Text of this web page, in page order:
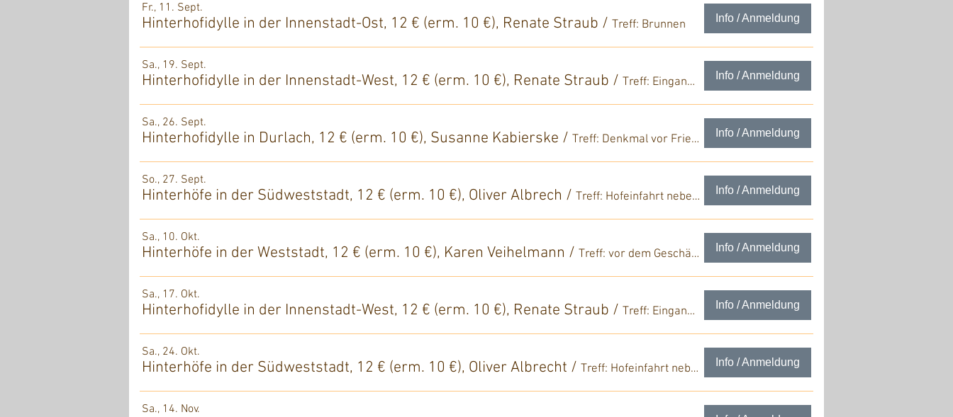
Fr., 11. Sept.
Hinterhofidylle in der Innenstadt-Ost, 12 € (erm. 10 €), Renate Straub / Treff: Brunnen Info / Anmeldung
Sa., 19. Sept.
Hinterhofidylle in der Innenstadt-West, 12 € (erm. 10 €), Renate Straub / Treff: Eingang Karl Apotheke Info / Anmeldung
Sa., 26. Sept.
Hinterhofidylle in Durlach, 12 € (erm. 10 €), Susanne Kabierske / Treff: Denkmal vor Friedrich-Realschule Info / Anmeldung
So., 27. Sept.
Hinterhöfe in der Südweststadt, 12 € (erm. 10 €), Oliver Albrech / Treff: Hofeinfahrt neben der Leopoldstr. Info / Anmeldung
Sa., 10. Okt.
Hinterhöfe in der Weststadt, 12 € (erm. 10 €), Karen Veihelmann / Treff: vor dem Geschäft "Unser Onkel" Info / Anmeldung
Sa., 17. Okt.
Hinterhofidylle in der Innenstadt-West, 12 € (erm. 10 €), Renate Straub / Treff: Eingang Karl Apotheke Info / Anmeldung
Sa., 24. Okt.
Hinterhöfe in der Südweststadt, 12 € (erm. 10 €), Oliver Albrecht / Treff: Hofeinfahrt neben der Leopoldstr. Info / Anmeldung
Sa., 14. Nov.